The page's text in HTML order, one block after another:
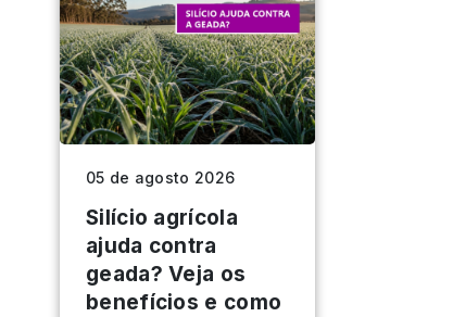
05 de agosto 2026
Silício agrícola
ajuda contra
geada? Veja os
benefícios e como